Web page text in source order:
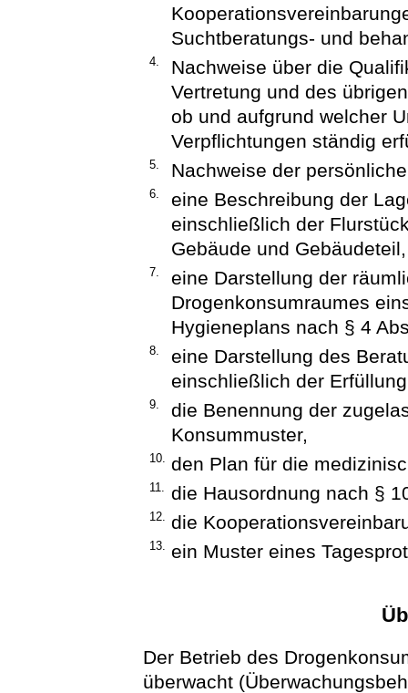
Suchtberatungs- und
4.
Nachweise über die
Vertretung und des
ob und aufgrund welcher
Verpflichtungen ständig
5. Nachweise der
6.
eine Beschreibung der
einschließlich der
Gebäude und Gebäudeteil,
7.
eine Darstellung der
Drogenkonsumraumes
Hygieneplans nach § 4
8.
eine Darstellung des
einschließlich der
9.
die Benennung der
Konsummuster,
10. den Plan für die
11. die Hausordnung nach §
12. die
13. ein Muster eines
Der Betrieb des
überwacht